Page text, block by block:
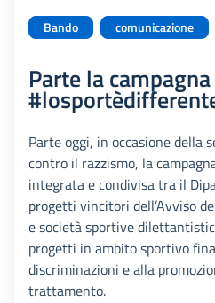
Bando comunicazione
Parte la
Parte oggi, in occasione della
contro il razzismo, la
integrata e condivisa tra il
progetti vincitori dell’Avviso
e società sportive
progetti in ambito sportivo
discriminazioni e alla
trattamento.